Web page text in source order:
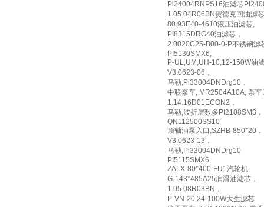
Pi24004RNPS16油滤芯
1.05.04R06BN贺德克回油滤
80.93E40-4610液压油滤芯,
PI8315DRG40油滤芯，
2.0020G25-B00-0-P不锈钢滤
PI5130SMX6,
P-UL,UM,UH-10,12-150W油
V3.0623-06，
马勒,Pi33004DNDrg10，
中联泵车, MR2504A10A, 泵
1.14.16D01ECON2，
马勒,波折层数多PI2108SM3，
QN112500SS10
顶轴油泵入口,SZHB-850*20，
V3.0623-13，
马勒,Pi33004DNDrg10
PI5115SMX6,
ZALX-80*400-FU1汽轮机,
G-143*485A25润滑油滤芯，
1.05.08R03BN，
P-VN-20,24-100W大生滤芯